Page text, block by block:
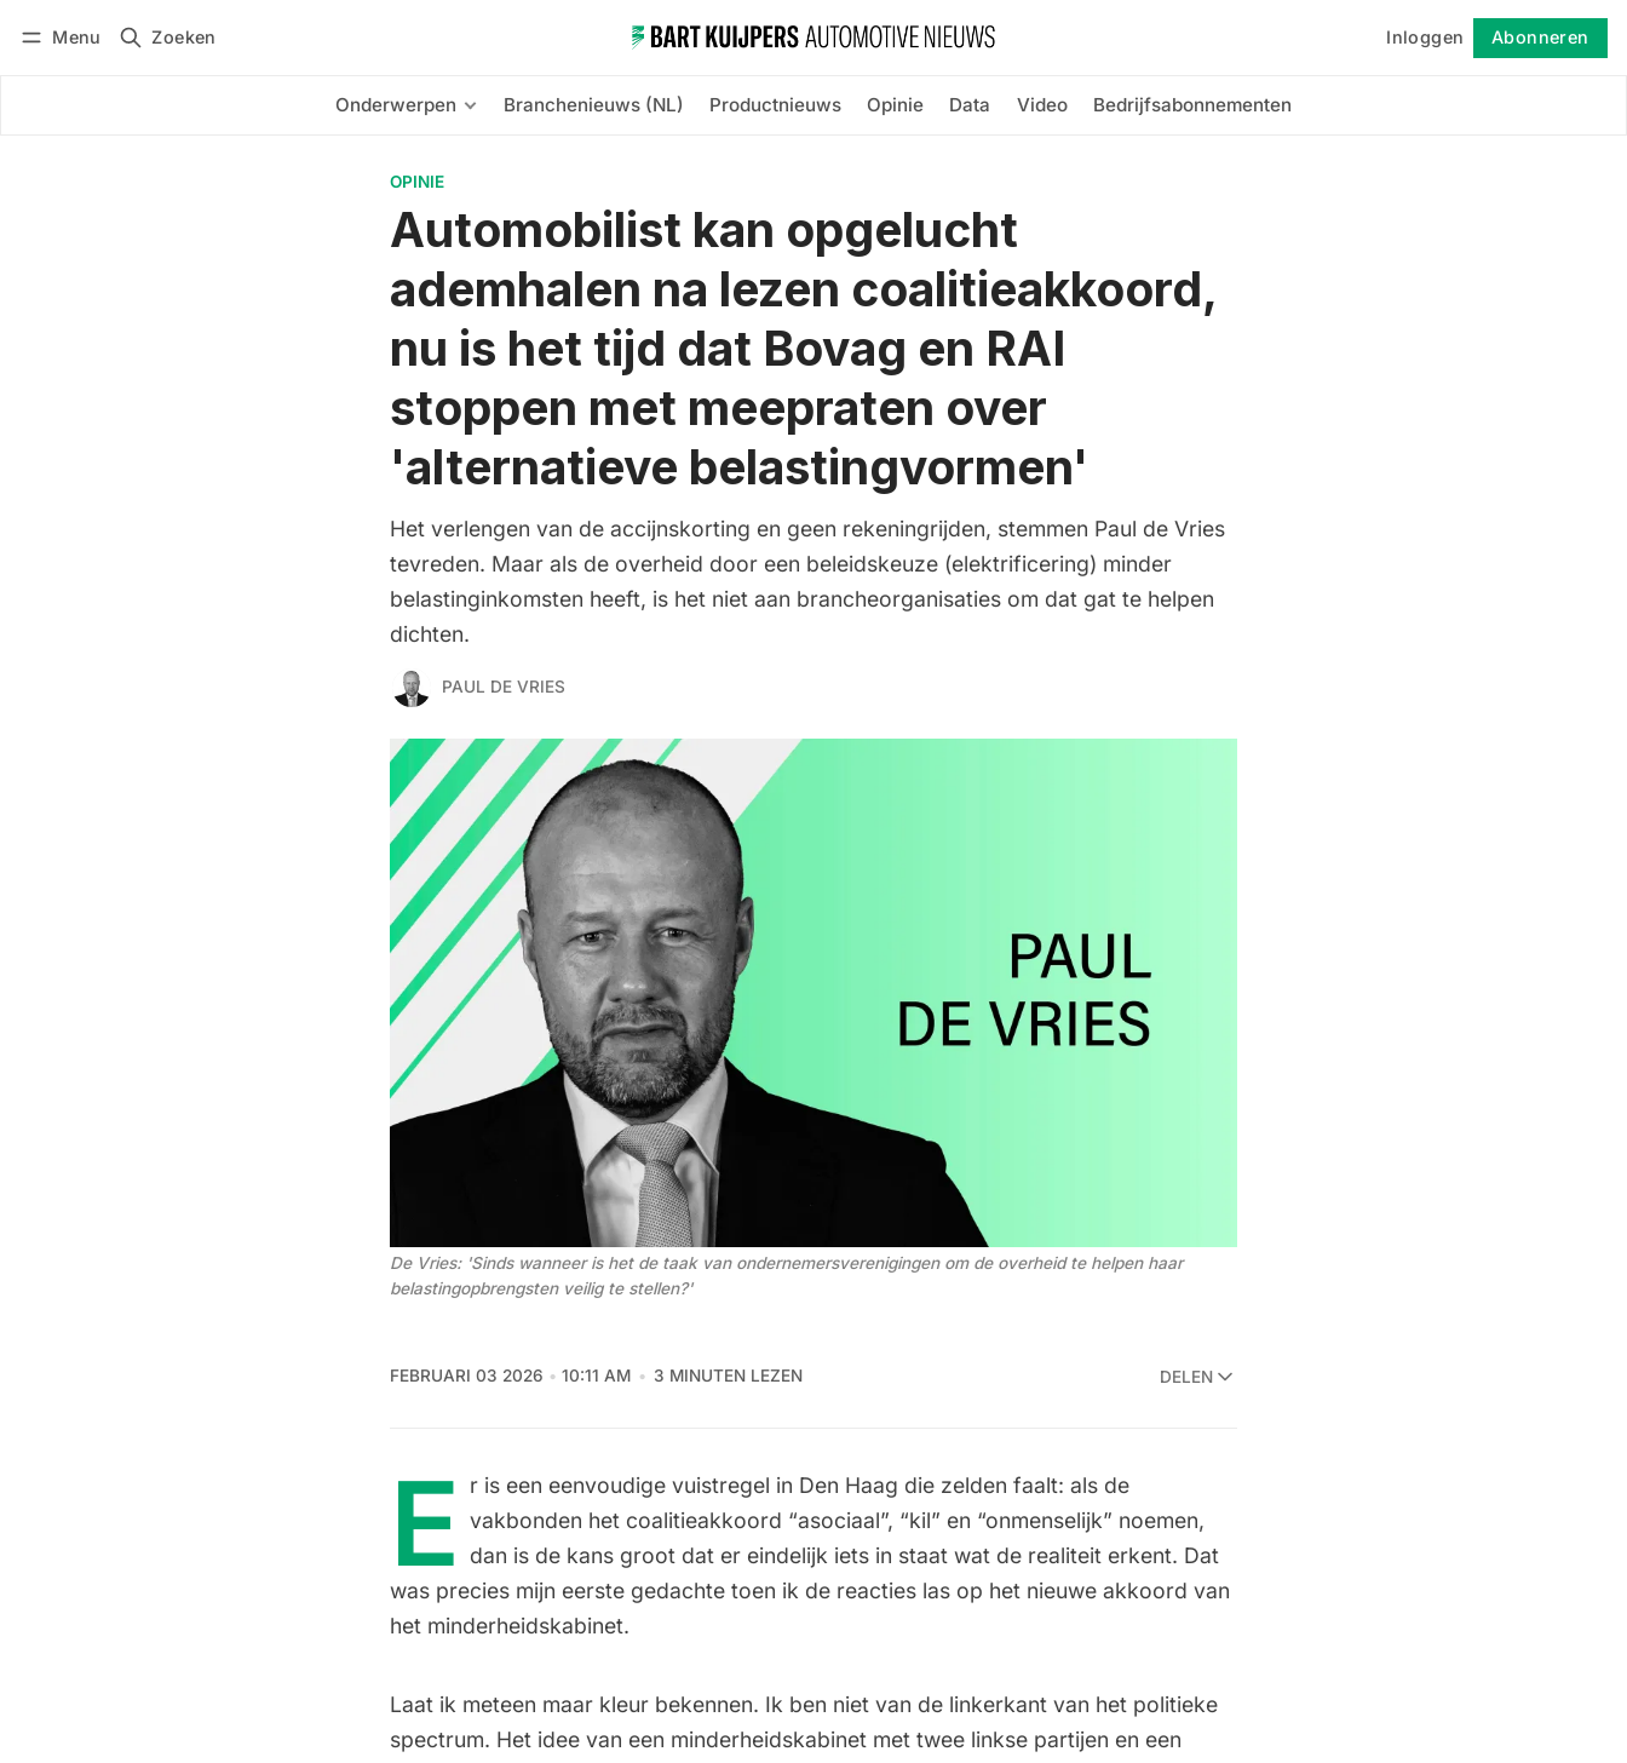
Menu Zoeken Inloggen Abonneren
Onderwerpen Branchenieuws (NL) Productnieuws Opinie Data Video Bedrijfsabonnementen
OPINIE
Automobilist kan opgelucht
ademhalen na lezen coalitieakkoord,
nu is het tijd dat Bovag en RAI
stoppen met meepraten over
'alternatieve belastingvormen'
Het verlengen van de accijnskorting en geen rekeningrijden, stemmen Paul de Vries
tevreden. Maar als de overheid door een beleidskeuze (elektrificering) minder
belastinginkomsten heeft, is het niet aan brancheorganisaties om dat gat te helpen
dichten.
PAUL DE VRIES
De Vries: 'Sinds wanneer is het de taak van ondernemersverenigingen om de overheid te helpen haar
belastingopbrengsten veilig te stellen?'
FEBRUARI 03 2026 10:11 AM 3 MINUTEN LEZEN DELEN
E
r is een eenvoudige vuistregel in Den Haag die zelden faalt: als de
vakbonden het coalitieakkoord “asociaal”, “kil” en “onmenselijk” noemen,
dan is de kans groot dat er eindelijk iets in staat wat de realiteit erkent. Dat
was precies mijn eerste gedachte toen ik de reacties las op het nieuwe akkoord van
het minderheidskabinet.
Laat ik meteen maar kleur bekennen. Ik ben niet van de linkerkant van het politieke
spectrum. Het idee van een minderheidskabinet met twee linkse partijen en een